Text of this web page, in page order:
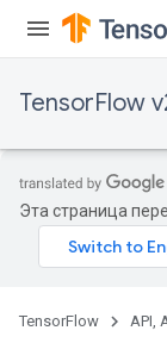
TensorFlow
Эта страница
TensorFlow API,